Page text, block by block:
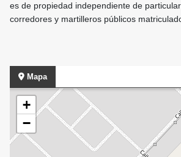
es de propiedad independiente de
corredores y martilleros públicos
Mapa
+
−